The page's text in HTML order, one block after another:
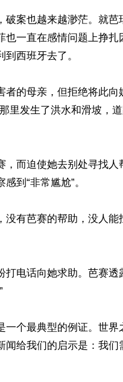
案也越来越渺茫。就芭
一直在感情问题上挣扎
西班牙去了。
的母亲，但拒绝将此向
里发生了洪水和滑坡，
而迫使她去别处寻找人
到“非常尴尬”。
有芭赛的帮助，没人能
打电话向她求助。芭赛透
个最典型的例证。世界
给我们的启示是：我们